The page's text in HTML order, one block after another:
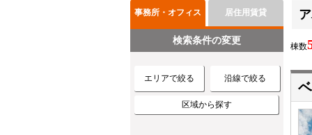
棟数
事務所・オフィス 居住用賃貸
検索条件の変更
エリアで絞る 沿線で絞る
区域から探す